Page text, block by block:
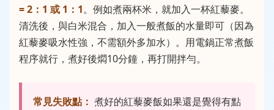
= 2：1 或 1：1。例如煮兩杯米，就加入一杯紅藜麥。
清洗後，與白米混合，加入一般煮飯的水量即可（因為
紅藜麥吸水性強，不需額外多加水）。用電鍋正常煮飯
程序就行，煮好後燜10分鐘，再打開拌勻。
常見失敗點： 煮好的紅藜麥飯如果還是覺得有點